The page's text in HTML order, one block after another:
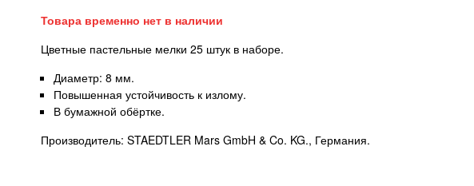
Товара временно нет в наличии
Цветные пастельные мелки 25 штук в наборе.
Диаметр: 8 мм.
Повышенная устойчивость к излому.
В бумажной обёртке.
Производитель: STAEDTLER Mars GmbH & Co. KG., Германия.